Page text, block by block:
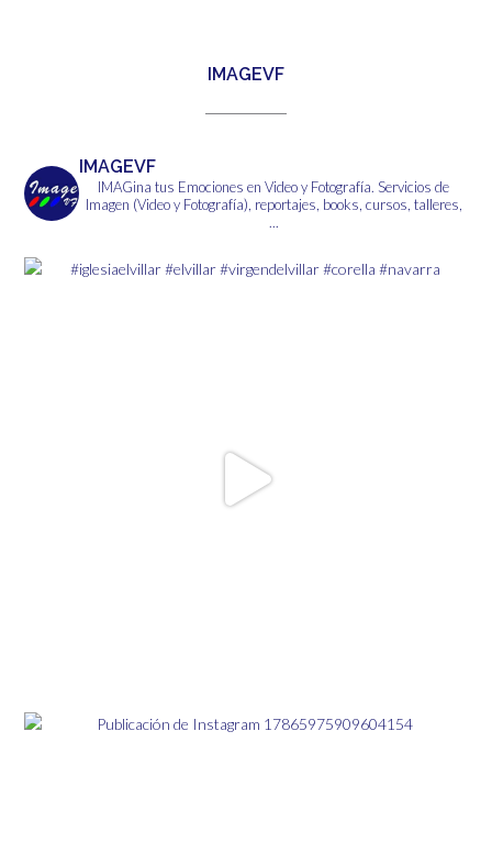
IMAGEVF
IMAGEVF
IMAGina tus Emociones en Video y Fotografía. Servicios de
Imagen (Video y Fotografía), reportajes, books, cursos, talleres,
...